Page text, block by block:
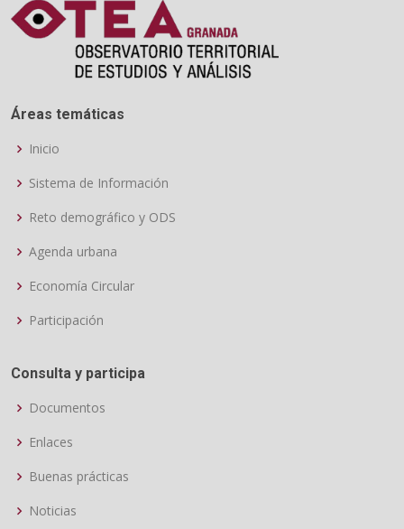
Áreas temáticas
Inicio
Sistema de Información
Reto demográfico y ODS
Agenda urbana
Economía Circular
Participación
Consulta y participa
Documentos
Enlaces
Buenas prácticas
Noticias